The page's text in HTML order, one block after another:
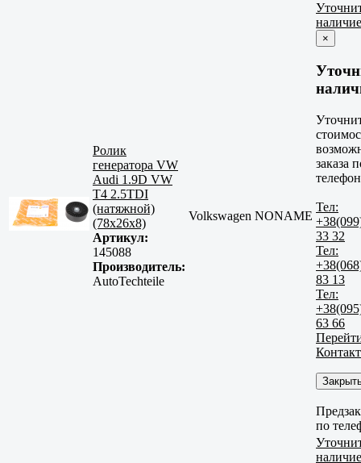
Ролик
генератора VW
Audi 1.9D VW
T4 2.5TDI
(натяжной)
(78х26х8)
Артикул:
145088
Производитель:
AutoTechteile
Volkswagen NONAME
наличие
×
заказа
Тел:
33 32
Тел:
83 13
Тел:
63 66
по
наличие